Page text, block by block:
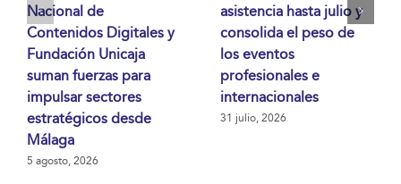
Nacional de
Contenidos Digitales y
Fundación Unicaja
suman fuerzas para
impulsar sectores
estratégicos desde
Málaga
5 agosto, 2026
asistencia hasta julio y
consolida el peso de
los eventos
profesionales e
internacionales
31 julio, 2026